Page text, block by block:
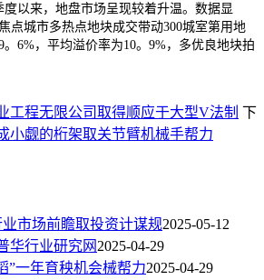
度以来，地盘市场呈现较着升温。数据显
点城市多热点地块成交带动300城室第用地
6%，平均溢价率为10。9%，多优良地块拍
工程无限公司取得顺应于大型V法制 下
小觑的桁架取关节臂机械手帮力
市场前瞻取投资计谋规2025-05-12
华行业研究网 2025-04-29
”一年育秧机会械帮力2025-04-29